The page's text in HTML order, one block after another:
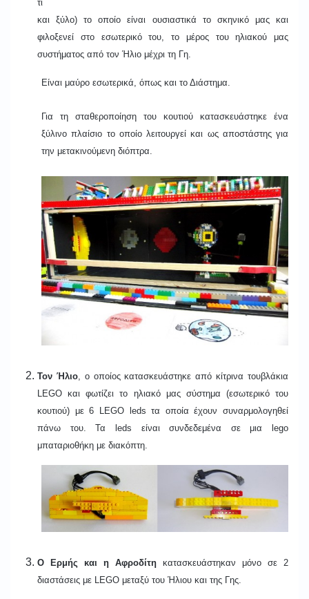
τί
και ξύλο) το οποίο είναι ουσιαστικά το σκηνικό μας και
φιλοξενεί στο εσωτερικό του, το μέρος του ηλιακού μας
συστήματος από τον Ήλιο μέχρι τη Γη.
Είναι μαύρο εσωτερικά, όπως και το Διάστημα.
Για τη σταθεροποίηση του κουτιού κατασκευάστηκε ένα
ξύλινο πλαίσιο το οποίο λειτουργεί και ως αποστάστης για
την μετακινούμενη διόπτρα.
Τον Ήλιο, ο οποίος κατασκευάστηκε από κίτρινα τουβλάκια
LEGOκαι φωτίζει το ηλιακό μας σύστημα (εσωτερικό του
κουτιού) με 6 LEGO leds τα οποία έχουν συναρμολογηθεί
πάνω του. Τα
leds είναι συνδεδεμένα σε μια
lego
μπαταριοθήκη με διακόπτη.
Ο Ερμής και η Αφροδίτη κατασκευάστηκαν μόνο σε 2
διαστάσεις με LEGO μεταξύ του Ήλιου και της Γης.